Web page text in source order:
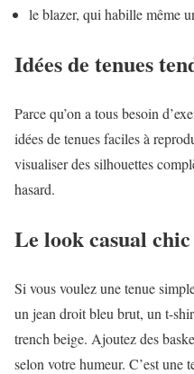
le blazer, qui habille même
Idées de tenues
Parce qu’on a tous besoin
idées de tenues faciles à
visualiser des silhouettes
hasard.
Le look casual
Si vous voulez une tenue
un jean droit bleu brut, un t-
trench beige. Ajoutez des
selon votre humeur. C’est une